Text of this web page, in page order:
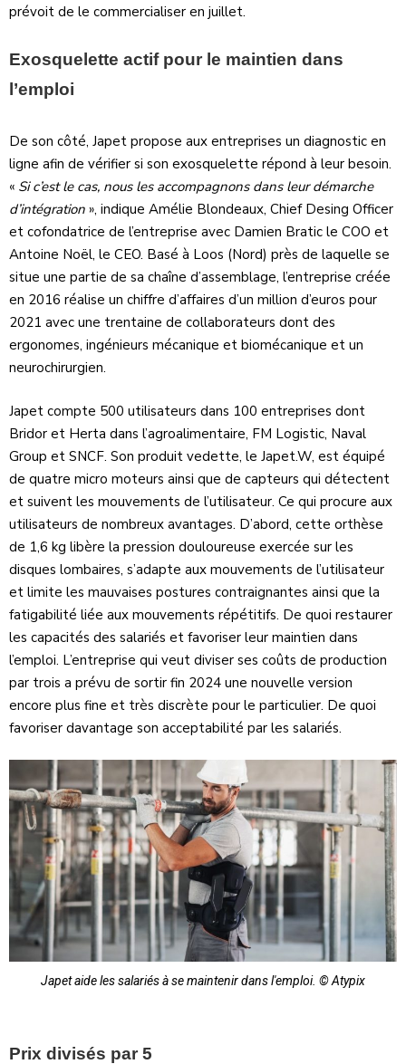
prévoit de le commercialiser en juillet.
Exosquelette actif pour le maintien dans
l’emploi
De son côté, Japet propose aux entreprises un diagnostic en
ligne afin de vérifier si son exosquelette répond à leur besoin.
« Si c’est le cas, nous les accompagnons dans leur démarche
d’intégration », indique Amélie Blondeaux, Chief Desing Officer
et cofondatrice de l’entreprise avec Damien Bratic le COO et
Antoine Noël, le CEO. Basé à Loos (Nord) près de laquelle se
situe une partie de sa chaîne d’assemblage, l’entreprise créée
en 2016 réalise un chiffre d’affaires d’un million d’euros pour
2021 avec une trentaine de collaborateurs dont des
ergonomes, ingénieurs mécanique et biomécanique et un
neurochirurgien.
Japet compte 500 utilisateurs dans 100 entreprises dont
Bridor et Herta dans l’agroalimentaire, FM Logistic, Naval
Group et SNCF. Son produit vedette, le Japet.W, est équipé
de quatre micro moteurs ainsi que de capteurs qui détectent
et suivent les mouvements de l’utilisateur. Ce qui procure aux
utilisateurs de nombreux avantages. D’abord, cette orthèse
de 1,6 kg libère la pression douloureuse exercée sur les
disques lombaires, s’adapte aux mouvements de l’utilisateur
et limite les mauvaises postures contraignantes ainsi que la
fatigabilité liée aux mouvements répétitifs. De quoi restaurer
les capacités des salariés et favoriser leur maintien dans
l’emploi. L’entreprise qui veut diviser ses coûts de production
par trois a prévu de sortir fin 2024 une nouvelle version
encore plus fine et très discrète pour le particulier. De quoi
favoriser davantage son acceptabilité par les salariés.
Japet aide les salariés à se maintenir dans l'emploi. © Atypix
Prix divisés par 5